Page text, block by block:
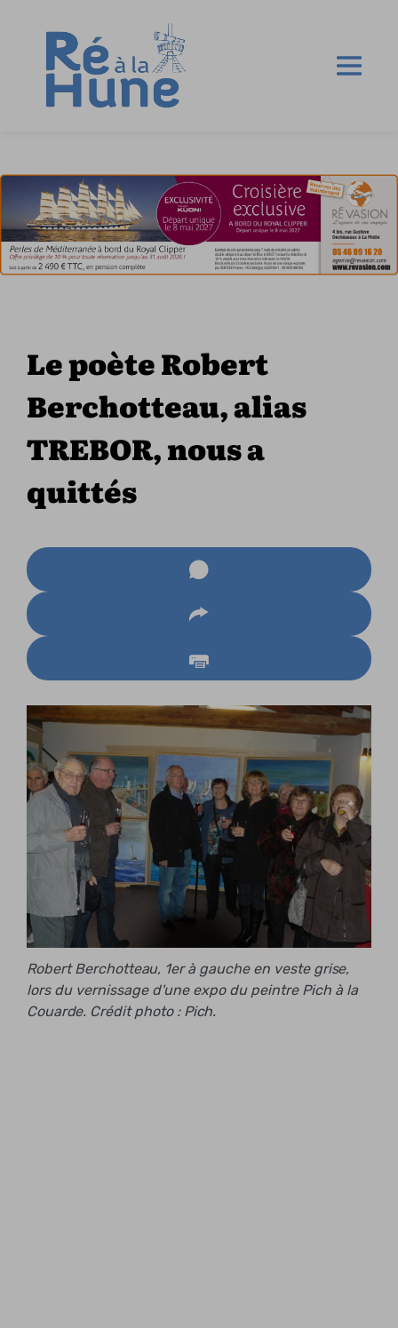
Le poète Robert
Berchotteau, alias
TREBOR, nous a
quittés
Robert Berchotteau, 1er à gauche en veste grise,
lors du vernissage d'une expo du peintre Pich à la
Couarde. Crédit photo : Pich.